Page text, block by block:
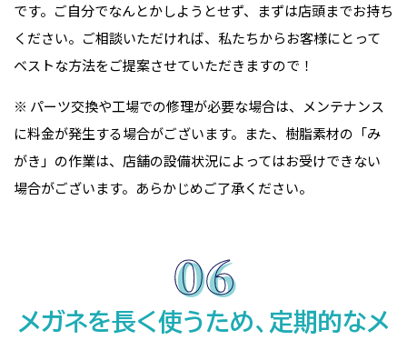
です。ご自分でなんとかしようとせず、まずは店頭までお持ち
ください。ご相談いただければ、私たちからお客様にとって
ベストな方法をご提案させていただきますので！
※ パーツ交換や工場での修理が必要な場合は、メンテナンス
に料金が発生する場合がございます。また、樹脂素材の「み
がき」の作業は、店舗の設備状況によってはお受けできない
場合がございます。あらかじめご了承ください。
メガネを長く使うため、定期的なメ